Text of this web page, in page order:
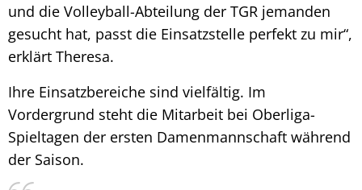
und die Volleyball-Abteilung der TGR jemanden
gesucht hat, passt die Einsatzstelle perfekt zu mir“,
erklärt Theresa.
Ihre Einsatzbereiche sind vielfältig. Im
Vordergrund steht die Mitarbeit bei Oberliga-
Spieltagen der ersten Damenmannschaft während
der Saison.